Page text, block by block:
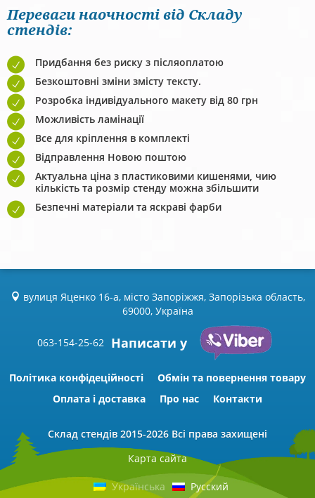
Переваги наочності від Складу
стендів:
Придбання без риску з післяоплатою
Безкоштовні зміни змісту тексту.
Розробка індивідуального макету від 80 грн
Можливість ламінації
Все для кріплення в комплекті
Відправлення Новою поштою
Актуальна ціна з пластиковими кишенями, чию
кількість та розмір стенду можна збільшити
Безпечні матеріали та яскраві фарби
вулиця Яценко 16-а, місто Запоріжжя, Запорізька область,
69000, Україна
063-154-25-62 Написати у
Політика конфідеційності
Обмін та повернення товару
Оплата і доставка
Про нас Контакти
Склад стендів 2015-2026 Всі права захищені
Карта сайта
Українська Русский